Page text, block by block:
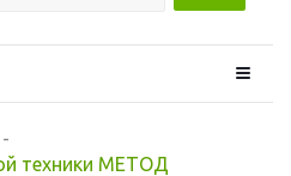
-
техники МЕТОД